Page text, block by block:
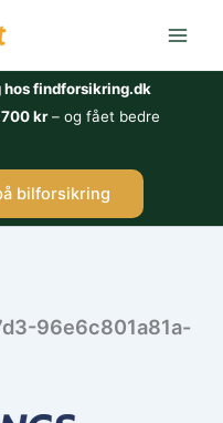
hos findforsikring.dk
kr– og fået bedre
bilforsikring
96e6c801a81a-